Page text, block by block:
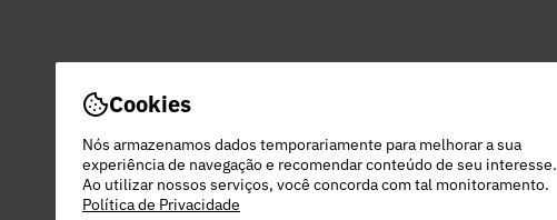
Cookies
Nós armazenamos dados temporariamente para melhorar a sua
experiência de navegação e recomendar conteúdo de seu interesse.
Ao utilizar nossos serviços, você concorda com tal monitoramento.
Política de Privacidade